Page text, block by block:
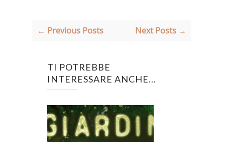
← Previous Posts Next Posts →
TI POTREBBE
INTERESSARE ANCHE...